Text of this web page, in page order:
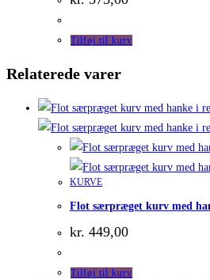
Tilføj til kurv
Relaterede varer
KURVE
Flot særpræget kurv med
kr. 449,00
Tilføj til kurv